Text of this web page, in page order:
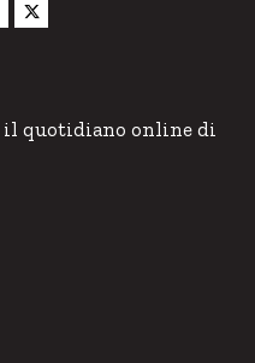
il quotidiano online di